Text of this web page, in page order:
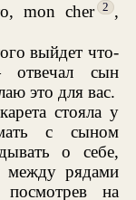
mon cher
2 ,
выйдет что-
сын
это для вас.
стояла у
с сыном
о себе,
между рядами
на